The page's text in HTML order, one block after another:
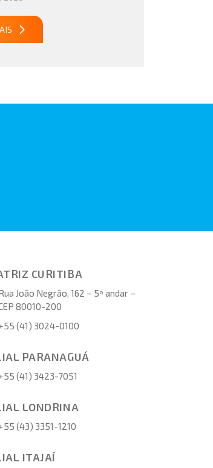
CURITIBA
João Negrão, 162 – 5º andar –
80010-200
(41) 3024-0100
PARANAGUÁ
(41) 3423-7051
LONDRINA
(43) 3351-1210
ITAJAÍ